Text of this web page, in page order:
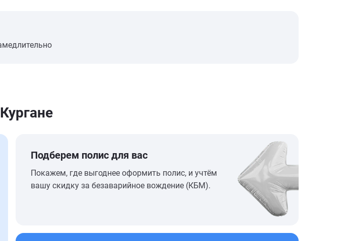
Подберем полис для вас
Покажем, где выгоднее оформить полис, и учтём
вашу скидку за безаварийное вождение (КБМ).